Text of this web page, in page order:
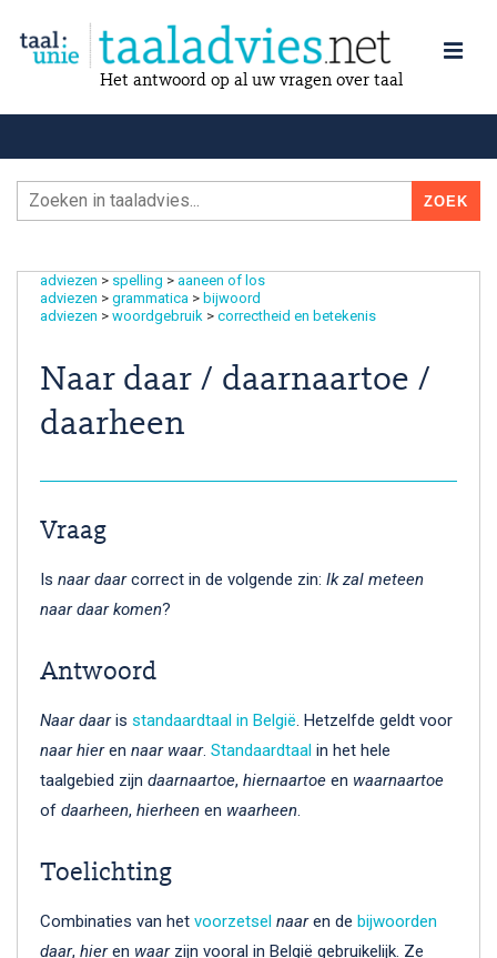
Het antwoord op al uw vragen over taal
adviezen > spelling > aaneen of los
adviezen > grammatica > bijwoord
adviezen > woordgebruik > correctheid en betekenis
Naar daar / daarnaartoe /
daarheen
Vraag
Is naar daarcorrect in de volgende zin: Ik zal meteen
naar daar komen?
Antwoord
Naar daaris standaardtaal in België. Hetzelfde geldt voor
naar hieren naar waar. Standaardtaal in het hele
taalgebied zijn daarnaartoe, hiernaartoe en waarnaartoe
of daarheen, hierheen en waarheen.
Toelichting
Combinaties van het voorzetsel naaren de bijwoorden
daar, hieren waarzijn vooral in België gebruikelijk. Ze